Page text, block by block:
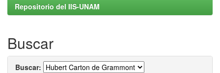
Repositorio del IIS-UNAM
Buscar
Buscar: